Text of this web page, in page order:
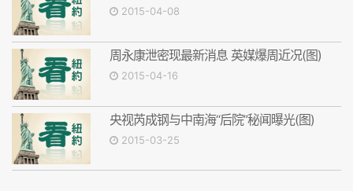
2015-04-08
周永康泄密现最新消息 英媒爆周近况(图)
2015-04-16
央视芮成钢与中南海“后院”秘闻曝光(图)
2015-03-25